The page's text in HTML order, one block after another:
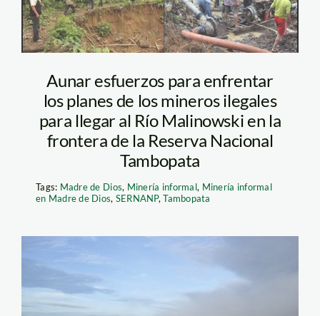
tambopata_sernanp
Aunar esfuerzos para enfrentar
los planes de los mineros ilegales
para llegar al Río Malinowski en la
frontera de la Reserva Nacional
Tambopata
Tags: Madre de Dios, Minería informal, Minería informal
en Madre de Dios, SERNANP,Tambopata
tambopata_lago_selva